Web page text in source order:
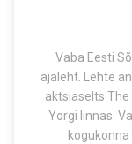
Vaba Eesti
ajaleht. Lehte
aktsiaselts The
Yorgi linnas.